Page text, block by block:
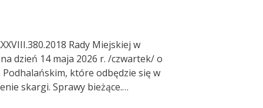
i stref wypoczynku przy
zajęć dla dziec
Rady Miejskiej w